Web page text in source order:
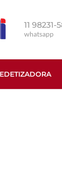
11 98231-
whatsapp